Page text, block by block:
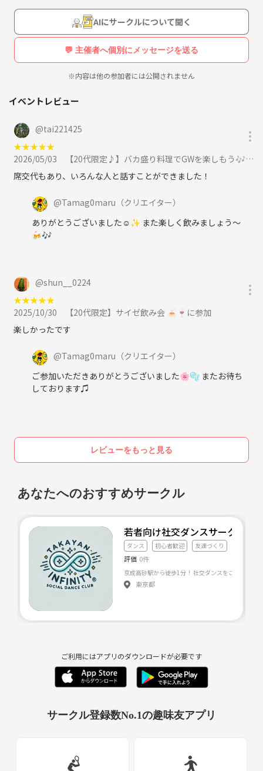
サークル名は、たまご料理が好きなのでそのままつけました🐣✨
AIにサークルについて聞く
💬 主催者へ個別にメッセージを送る
※内容は他の参加者には公開されません
イベントレビュー
@tai221425
★★★★★
2026/05/03
【20代限定♪】バカ盛り料理でGWを楽しもう🎶ちばチャン飲み会🍻✨に参加
席交代もあり、いろんな人と話すことができました！
@Tamag0maru （クリエイター）
ありがとうございました☺✨ また楽しく飲みましょう〜
🍻🎶
@shun__0224
★★★★★
2025/10/30
【20代限定】サイゼ飲み会 🍝🍷に参加
楽しかったです
@Tamag0maru （クリエイター）
ご参加いただきありがとうございました🌸🫧 またお待ち
しております♫
レビューをもっと見る
あなたへのおすすめサークル
若者向け社交ダンスサークル
ダンス 初心者歓迎 友達づくり
評価 0件
東京都
ご利用にはアプリのダウンロードが必要です
サークル登録数No.1の趣味友アプリ